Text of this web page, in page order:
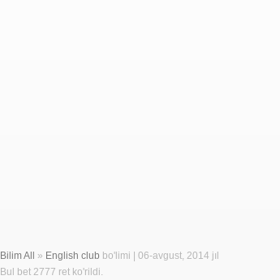
Bilim All » English club bo'limi | 06-avgust, 2014 jıl
Bul bet 2777 ret ko'rildi.